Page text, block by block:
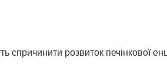
спричинити розвиток печінкової